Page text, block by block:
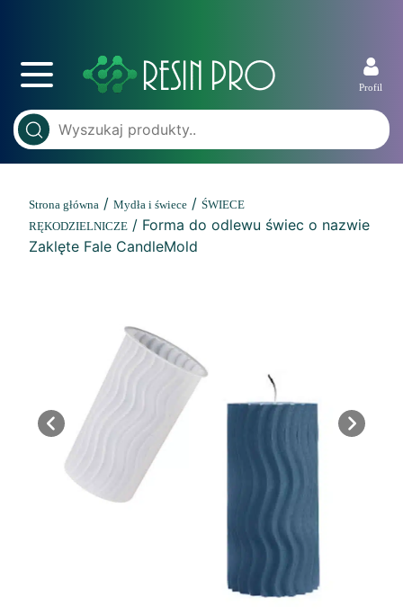
Profil
Strona główna / Mydła i świece / ŚWIECE
RĘKODZIELNICZE / Forma do odlewu świec o nazwie
Zaklęte Fale CandleMold
Previous Next